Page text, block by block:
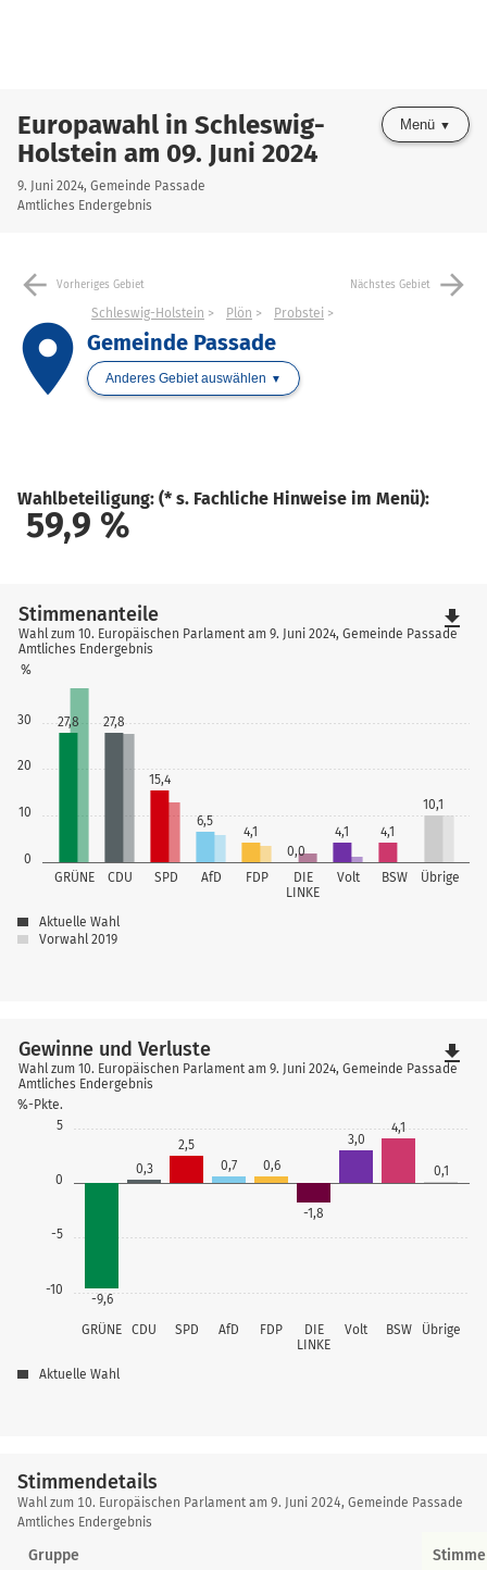
Europawahl in Schleswig-
Holstein am 09. Juni 2024
9. Juni 2024, Gemeinde Passade
Amtliches Endergebnis
Menü
arrow_back Vorheriges Gebiet Nächstes Gebiet arrow_forward
place
Schleswig-Holstein Plön Probstei
Gemeinde Passade
Anderes Gebiet auswählen
Wahlbeteiligung: (* s. Fachliche Hinweise im Menü):
59,9 %
0
10
20
30
%
GRÜNE CDU SPD AfD FDP
DIE
LINKE
Volt BSW Übrige
27,8 27,8
15,4
6,5
4,1
0,0
4,1 4,1
10,1
Stimmenanteile
Wahl zum 10. Europäischen Parlament am 9. Juni 2024, Gemeinde Passade
Amtliches Endergebnis
Aktuelle Wahl
Vorwahl 2019
file_download
-10
-5
0
5
%-Pkte.
GRÜNE CDU SPD AfD FDP
DIE
LINKE
Volt BSW Übrige
-9,6
0,3
2,5
0,7
0,6
-1,8
3,0
4,1
0,1
Gewinne und Verluste
Wahl zum 10. Europäischen Parlament am 9. Juni 2024, Gemeinde Passade
Amtliches Endergebnis
Aktuelle Wahl
file_download
Stimmendetails
Stimmendetails
Wahl zum 10. Europäischen Parlament am 9. Juni 2024, Gemeinde Passade
Amtliches Endergebnis
Gruppe